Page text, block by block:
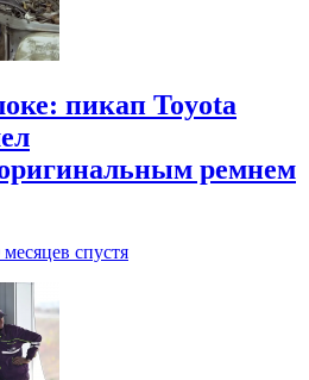
пикап Toyota
ремнем
месяцев спустя